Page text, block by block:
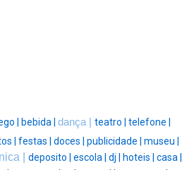
| bebida | dança | teatro | telefone |
| festas | doces | publicidade | museu |
| deposito | escola | dj | hoteis | casa |